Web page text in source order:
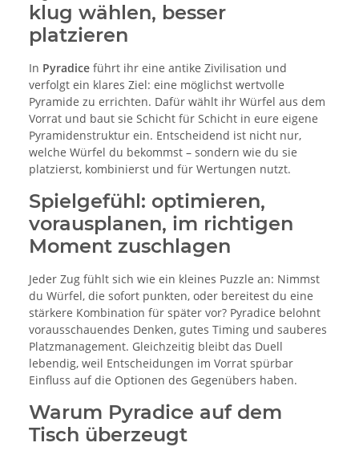
klug wählen, besser
platzieren
In Pyradice führt ihr eine antike Zivilisation und
verfolgt ein klares Ziel: eine möglichst wertvolle
Pyramide zu errichten. Dafür wählt ihr Würfel aus dem
Vorrat und baut sie Schicht für Schicht in eure eigene
Pyramidenstruktur ein. Entscheidend ist nicht nur,
welche Würfel du bekommst – sondern wie du sie
platzierst, kombinierst und für Wertungen nutzt.
Spielgefühl: optimieren,
vorausplanen, im richtigen
Moment zuschlagen
Jeder Zug fühlt sich wie ein kleines Puzzle an: Nimmst
du Würfel, die sofort punkten, oder bereitest du eine
stärkere Kombination für später vor? Pyradice belohnt
vorausschauendes Denken, gutes Timing und sauberes
Platzmanagement. Gleichzeitig bleibt das Duell
lebendig, weil Entscheidungen im Vorrat spürbar
Einfluss auf die Optionen des Gegenübers haben.
Warum Pyradice auf dem
Tisch überzeugt